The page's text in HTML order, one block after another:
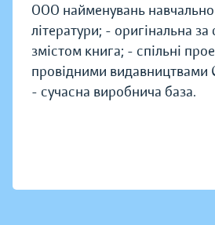
000 найменувань
літератури; - оригінальна
змістом книга; - спільні
провідними
- сучасна виробнича база.